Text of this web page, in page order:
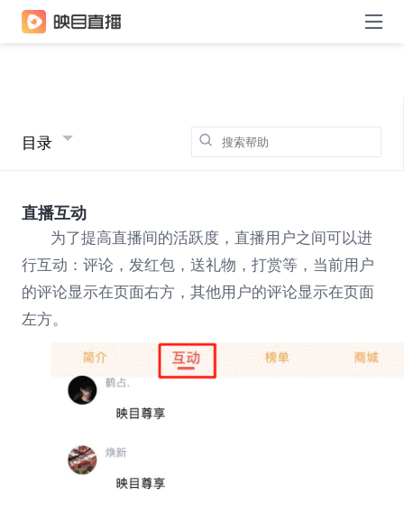
目录
直播互动
为了提高直播间的活跃度，直播用户之间可以进
行互动： 评论，发红包，送礼物，打赏等，当前用户
的评论显示在页面右方，其他用户的评论显示在页面
左方。